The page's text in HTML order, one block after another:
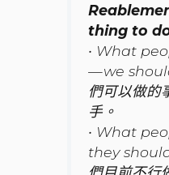
thing to
• What
— we
們可以做的
手。
• What
they